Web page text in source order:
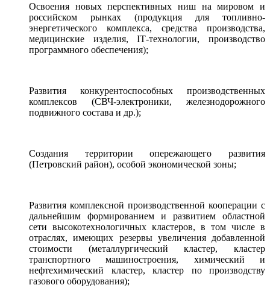
Освоения новых перспективных ниш на мировом и
российском рынках (продукция для топливно-
энергетического комплекса, средства производства,
медицинские изделия, IТ-технологии, производство
программного обеспечения);
Развития конкурентоспособных производственных
комплексов (СВЧ-электроники, железнодорожного
подвижного состава и др.);
Создания территории опережающего развития
(Петровский район), особой экономической зоны;
Развития комплексной производственной кооперации с
дальнейшим формированием и развитием областной
сети высокотехнологичных кластеров, в том числе в
отраслях, имеющих резервы увеличения добавленной
стоимости (металлургический кластер, кластер
транспортного машиностроения, химический и
нефтехимический кластер, кластер по производству
газового оборудования);